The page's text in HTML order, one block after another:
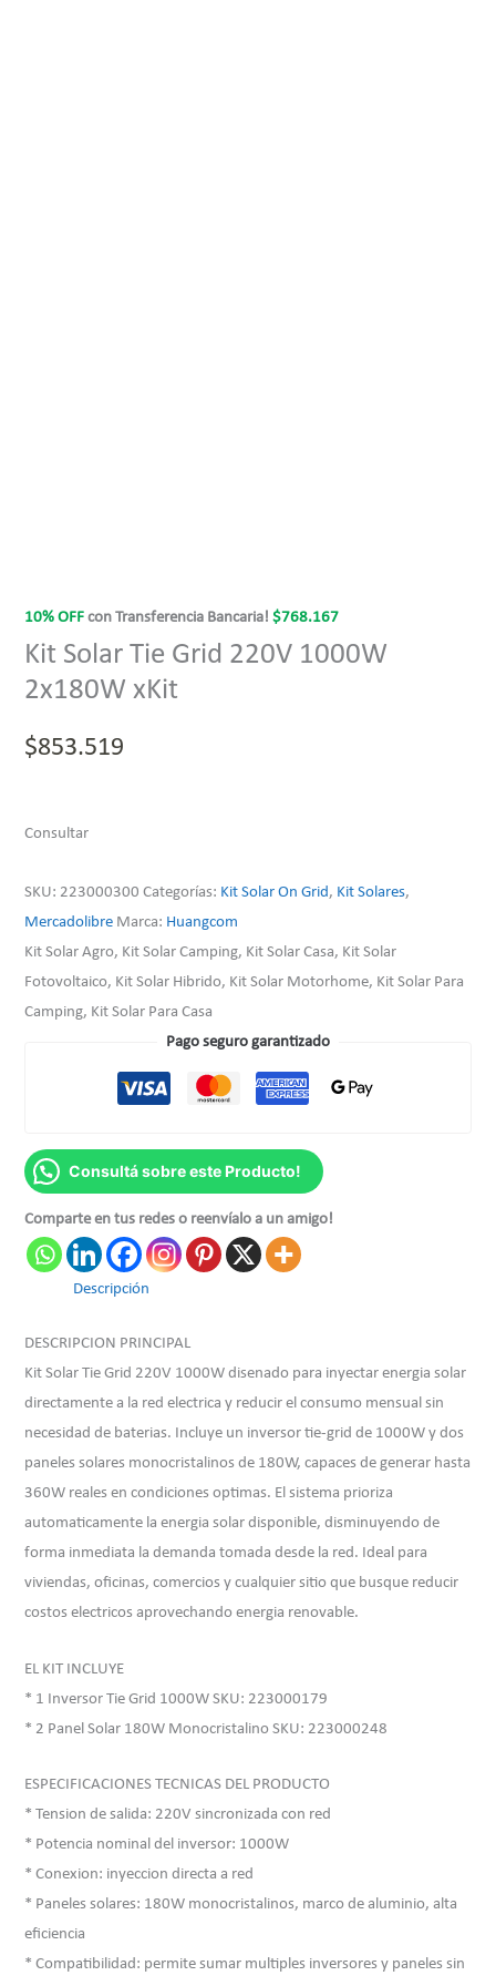
10% OFF con Transferencia Bancaria!$768.167
Kit Solar Tie Grid 220V 1000W
2x180W xKit
$853.519
Consultar
SKU: 223000300 Categorías: Kit Solar On Grid , Kit Solares,
Mercadolibre Marca: Huangcom
Kit Solar Agro, Kit Solar Camping, Kit Solar Casa, Kit Solar
Fotovoltaico, Kit Solar Hibrido, Kit Solar Motorhome, Kit Solar Para
Camping, Kit Solar Para Casa
Pago seguro garantizado
Consultá sobre este Producto!
Comparte en tus redes o reenvíalo a un amigo!
Descripción
DESCRIPCION PRINCIPAL
Kit Solar Tie Grid 220V 1000W disenado para inyectar energia solar
directamente a la red electrica y reducir el consumo mensual sin
necesidad de baterias. Incluye un inversor tie-grid de 1000W y dos
paneles solares monocristalinos de 180W, capaces de generar hasta
360W reales en condiciones optimas. El sistema prioriza
automaticamente la energia solar disponible, disminuyendo de
forma inmediata la demanda tomada desde la red. Ideal para
viviendas, oficinas, comercios y cualquier sitio que busque reducir
costos electricos aprovechando energia renovable.
EL KIT INCLUYE
* 1 Inversor Tie Grid 1000W SKU: 223000179
* 2 Panel Solar 180W Monocristalino SKU: 223000248
ESPECIFICACIONES TECNICAS DEL PRODUCTO
* Tension de salida: 220V sincronizada con red
* Potencia nominal del inversor: 1000W
* Conexion: inyeccion directa a red
* Paneles solares: 180W monocristalinos, marco de aluminio, alta
eficiencia
* Compatibilidad: permite sumar multiples inversores y paneles sin